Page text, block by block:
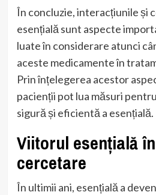
În concluzie, interacțiunile și
esențială sunt aspecte
luate în considerare atunci
aceste medicamente în
Prin înțelegerea acestor
pacienții pot lua măsuri
sigură și eficientă a esențială.
Viitorul esențială
cercetare
În ultimii ani, esențială a